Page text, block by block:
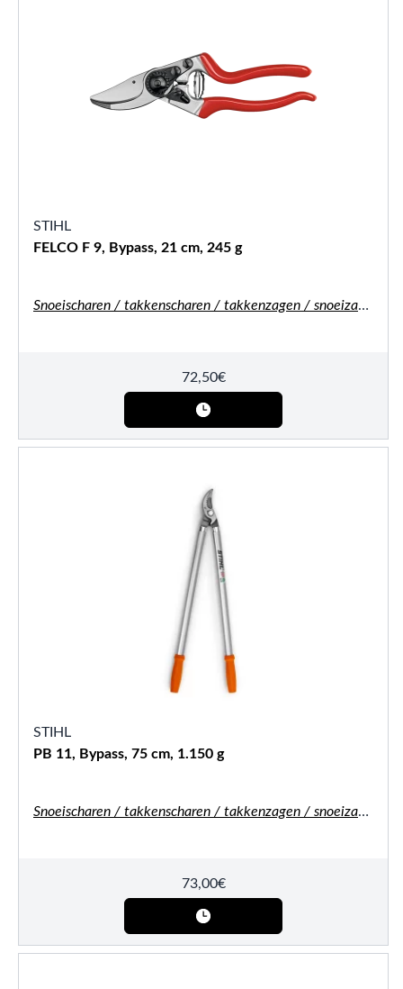
STIHL
FELCO F 9, Bypass, 21 cm, 245 g
Snoeischaren / takkenscharen / takkenzagen / snoeizagen
72,50€
STIHL
PB 11, Bypass, 75 cm, 1.150 g
Snoeischaren / takkenscharen / takkenzagen / snoeizagen
73,00€